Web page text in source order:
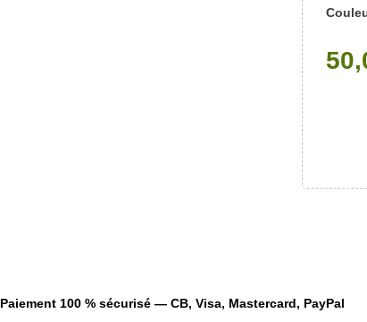
Paiement 100 % sécurisé — CB, Visa, Mastercard, PayPal